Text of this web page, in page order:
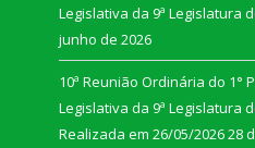
Legislativa da 9ª Legislatura
junho de 2026
10ª Reunião Ordinária do 1°
Legislativa da 9ª Legislatura
Realizada em 26/05/202628